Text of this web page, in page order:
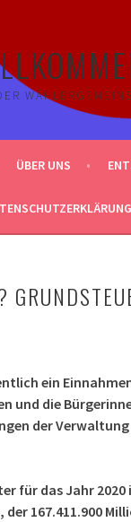
ÜBER UNS
ein
und die
der
für das Jahr 2020
167.411.900